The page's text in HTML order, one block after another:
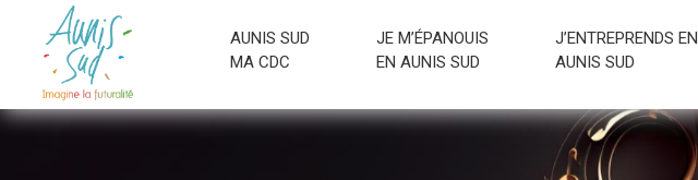
AUNIS SUD
MA CDC
JE M’ÉPANOUIS
EN AUNIS SUD
J’ENTREPRENDS EN
AUNIS SUD